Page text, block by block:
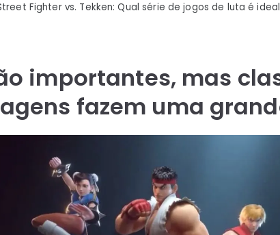
Street Fighter vs. Tekken: Qual série de jogos de luta é
importantes, mas
fazem uma